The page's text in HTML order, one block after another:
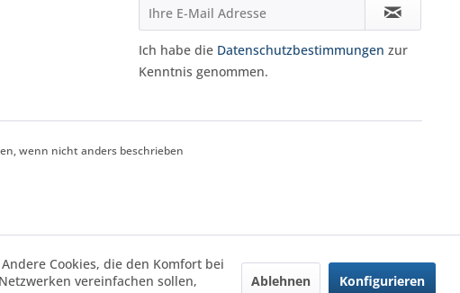
Ich habe die Datenschutzbestimmungen zur
Kenntnis genommen.
wenn nicht anders beschrieben
Cookies, die den Komfort bei
vereinfachen sollen,
Ablehnen Konfigurieren